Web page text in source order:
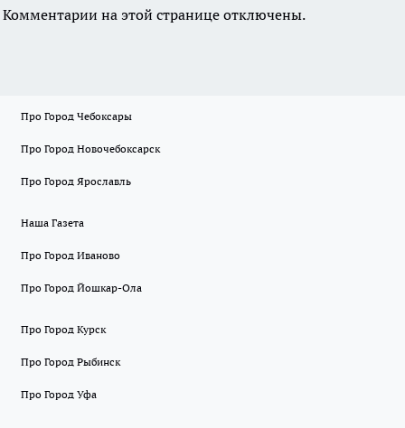
Комментарии на этой странице отключены.
Про Город Чебоксары
Про Город Новочебоксарск
Про Город Ярославль
Наша Газета
Про Город Иваново
Про Город Йошкар-Ола
Про Город Курск
Про Город Рыбинск
Про Город Уфа